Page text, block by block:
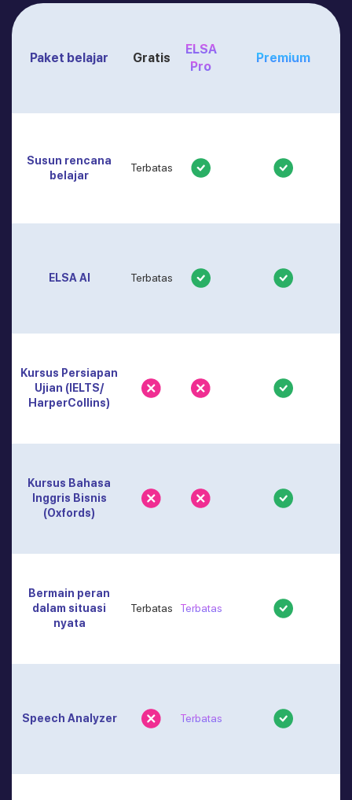
Paket belajar Gratis
ELSA
Pro
Premium
Susun rencana
belajar
Terbatas
ELSA AI Terbatas
Kursus Persiapan
Ujian (IELTS/
HarperCollins)
Kursus Bahasa
Inggris Bisnis
(Oxfords)
Bermain peran
dalam situasi
nyata
Terbatas Terbatas
Speech Analyzer Terbatas